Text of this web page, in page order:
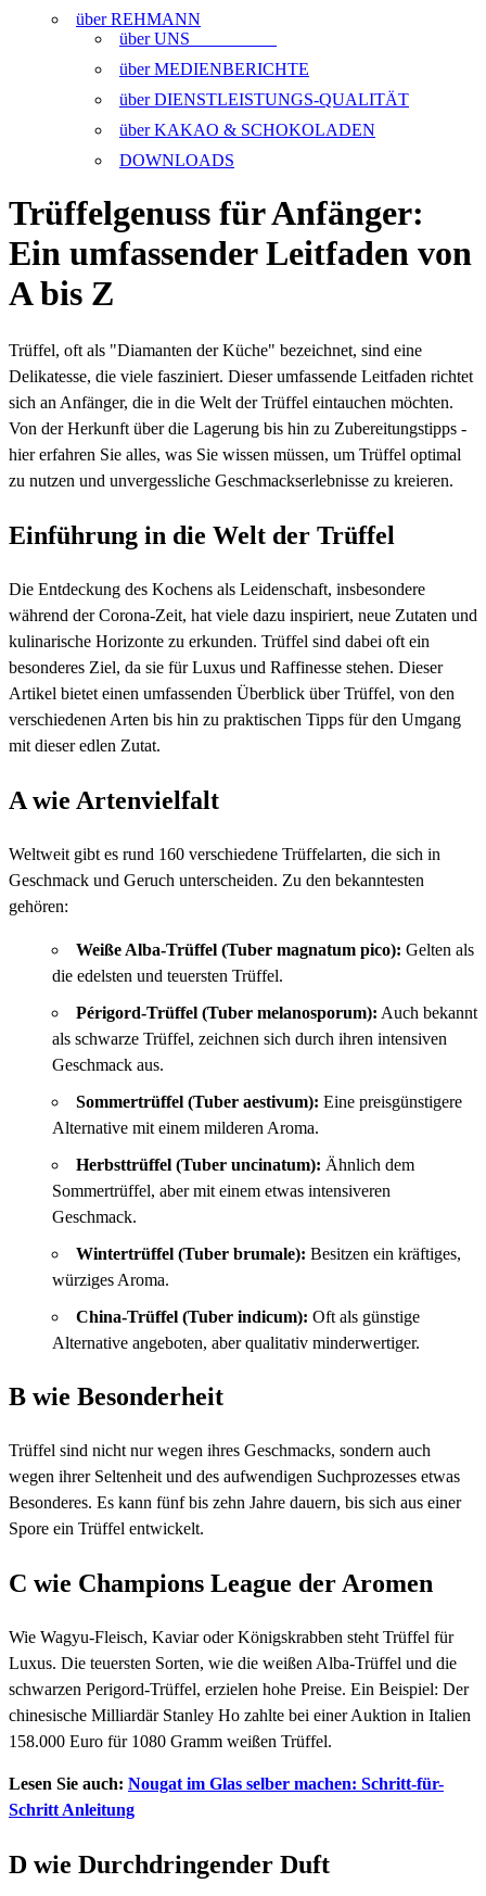
über REHMANN
über UNS
über MEDIENBERICHTE
über DIENSTLEISTUNGS-QUALITÄT
über KAKAO & SCHOKOLADEN
DOWNLOADS
Trüffelgenuss für Anfänger:
Ein umfassender Leitfaden von
A bis Z
Trüffel, oft als "Diamanten der Küche" bezeichnet, sind eine
Delikatesse, die viele fasziniert. Dieser umfassende Leitfaden richtet
sich an Anfänger, die in die Welt der Trüffel eintauchen möchten.
Von der Herkunft über die Lagerung bis hin zu Zubereitungstipps -
hier erfahren Sie alles, was Sie wissen müssen, um Trüffel optimal
zu nutzen und unvergessliche Geschmackserlebnisse zu kreieren.
Einführung in die Welt der Trüffel
Die Entdeckung des Kochens als Leidenschaft, insbesondere
während der Corona-Zeit, hat viele dazu inspiriert, neue Zutaten und
kulinarische Horizonte zu erkunden. Trüffel sind dabei oft ein
besonderes Ziel, da sie für Luxus und Raffinesse stehen. Dieser
Artikel bietet einen umfassenden Überblick über Trüffel, von den
verschiedenen Arten bis hin zu praktischen Tipps für den Umgang
mit dieser edlen Zutat.
A wie Artenvielfalt
Weltweit gibt es rund 160 verschiedene Trüffelarten, die sich in
Geschmack und Geruch unterscheiden. Zu den bekanntesten
gehören:
Weiße Alba-Trüffel (Tuber magnatum pico): Gelten als
die edelsten und teuersten Trüffel.
Périgord-Trüffel (Tuber melanosporum): Auch bekannt
als schwarze Trüffel, zeichnen sich durch ihren intensiven
Geschmack aus.
Sommertrüffel (Tuber aestivum): Eine preisgünstigere
Alternative mit einem milderen Aroma.
Herbsttrüffel (Tuber uncinatum): Ähnlich dem
Sommertrüffel, aber mit einem etwas intensiveren
Geschmack.
Wintertrüffel (Tuber brumale): Besitzen ein kräftiges,
würziges Aroma.
China-Trüffel (Tuber indicum): Oft als günstige
Alternative angeboten, aber qualitativ minderwertiger.
B wie Besonderheit
Trüffel sind nicht nur wegen ihres Geschmacks, sondern auch
wegen ihrer Seltenheit und des aufwendigen Suchprozesses etwas
Besonderes. Es kann fünf bis zehn Jahre dauern, bis sich aus einer
Spore ein Trüffel entwickelt.
C wie Champions League der Aromen
Wie Wagyu-Fleisch, Kaviar oder Königskrabben steht Trüffel für
Luxus. Die teuersten Sorten, wie die weißen Alba-Trüffel und die
schwarzen Perigord-Trüffel, erzielen hohe Preise. Ein Beispiel: Der
chinesische Milliardär Stanley Ho zahlte bei einer Auktion in Italien
158.000 Euro für 1080 Gramm weißen Trüffel.
Lesen Sie auch: Nougat im Glas selber machen: Schritt-für-
Schritt Anleitung
D wie Durchdringender Duft